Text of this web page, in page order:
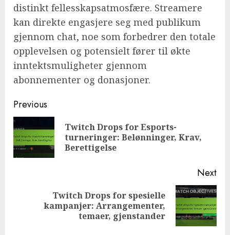
distinkt fellesskapsatmosfære. Streamere
kan direkte engasjere seg med publikum
gjennom chat, noe som forbedrer den totale
opplevelsen og potensielt fører til økte
inntektsmuligheter gjennom
abonnementer og donasjoner.
Post
navigation
Previous
Twitch Drops for Esports-
turneringer: Belønninger, Krav,
Berettigelse
Next
Twitch Drops for spesielle
kampanjer: Arrangementer,
temaer, gjenstander